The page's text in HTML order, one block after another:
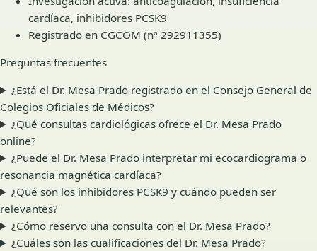
cardíaca, inhibidores PCSK9
Registrado en CGCOM (nº 292911355)
Preguntas frecuentes
¿Está el Dr. Mesa Prado registrado en el Consejo General de
Colegios Oficiales de Médicos?
¿Qué consultas cardiológicas ofrece el Dr. Mesa Prado
online?
¿Puede el Dr. Mesa Prado interpretar mi ecocardiograma o
resonancia magnética cardíaca?
¿Qué son los inhibidores PCSK9 y cuándo pueden ser
relevantes?
¿Cómo reservo una consulta con el Dr. Mesa Prado?
¿Cuáles son las cualificaciones del Dr. Mesa Prado?